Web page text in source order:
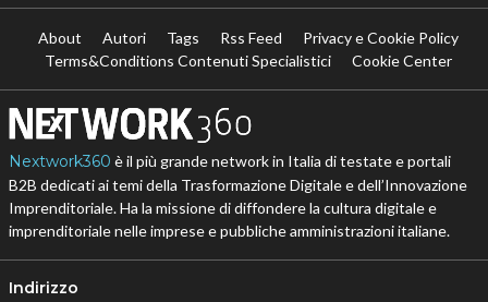
About Autori Tags Rss Feed
Privacy e Cookie Policy
Terms&Conditions Contenuti Specialistici
Cookie Center
Nextwork360 è il più grande network in Italia di testate e portali
B2B dedicati ai temi della Trasformazione Digitale e dell’Innovazione
Imprenditoriale. Ha la missione di diffondere la cultura digitale e
imprenditoriale nelle imprese e pubbliche amministrazioni italiane.
Indirizzo